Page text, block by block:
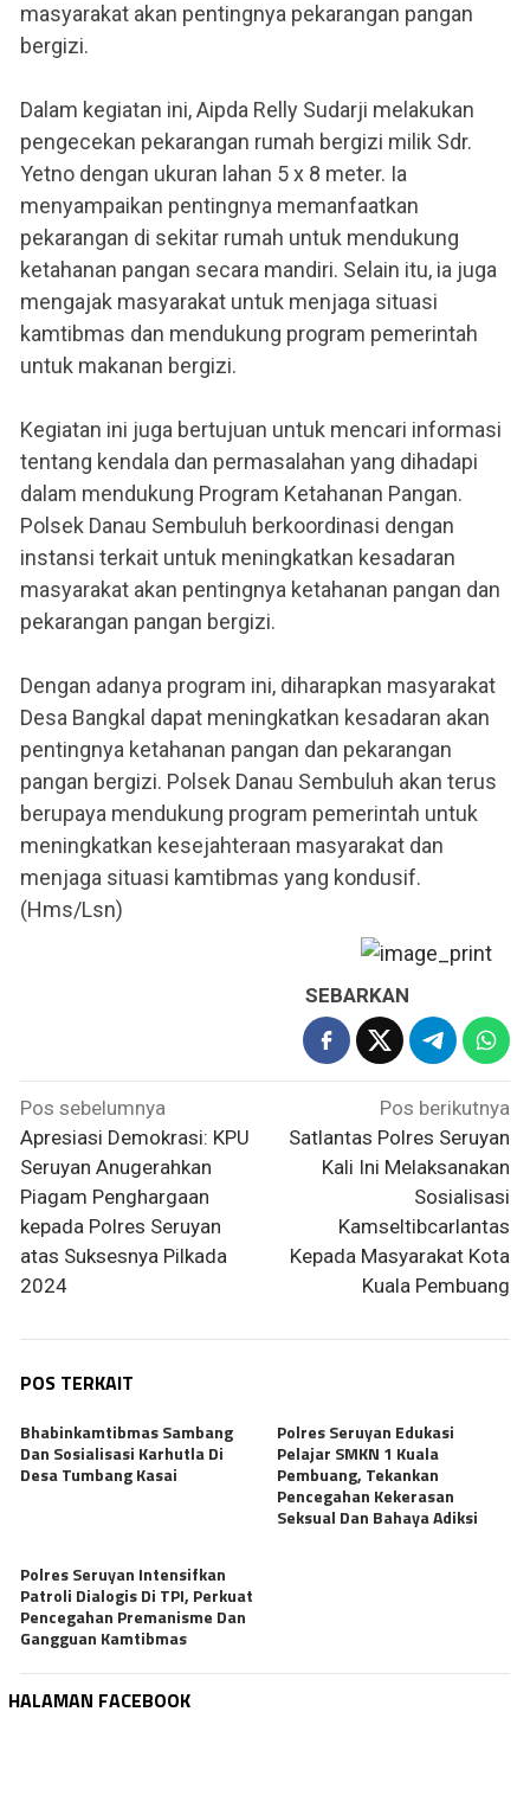
masyarakat akan pentingnya pekarangan pangan
bergizi.
Dalam kegiatan ini, Aipda Relly Sudarji melakukan
pengecekan pekarangan rumah bergizi milik Sdr.
Yetno dengan ukuran lahan 5 x 8 meter. Ia
menyampaikan pentingnya memanfaatkan
pekarangan di sekitar rumah untuk mendukung
ketahanan pangan secara mandiri. Selain itu, ia juga
mengajak masyarakat untuk menjaga situasi
kamtibmas dan mendukung program pemerintah
untuk makanan bergizi.
Kegiatan ini juga bertujuan untuk mencari informasi
tentang kendala dan permasalahan yang dihadapi
dalam mendukung Program Ketahanan Pangan.
Polsek Danau Sembuluh berkoordinasi dengan
instansi terkait untuk meningkatkan kesadaran
masyarakat akan pentingnya ketahanan pangan dan
pekarangan pangan bergizi.
Dengan adanya program ini, diharapkan masyarakat
Desa Bangkal dapat meningkatkan kesadaran akan
pentingnya ketahanan pangan dan pekarangan
pangan bergizi. Polsek Danau Sembuluh akan terus
berupaya mendukung program pemerintah untuk
meningkatkan kesejahteraan masyarakat dan
menjaga situasi kamtibmas yang kondusif.
(Hms/Lsn)
SEBARKAN
Navigasi
pos
Pos sebelumnya
Apresiasi Demokrasi: KPU
Seruyan Anugerahkan
Piagam Penghargaan
kepada Polres Seruyan
atas Suksesnya Pilkada
2024
Pos berikutnya
Satlantas Polres Seruyan
Kali Ini Melaksanakan
Sosialisasi
Kamseltibcarlantas
Kepada Masyarakat Kota
Kuala Pembuang
POS TERKAIT
Bhabinkamtibmas Sambang
Dan Sosialisasi Karhutla Di
Desa Tumbang Kasai
Polres Seruyan Edukasi
Pelajar SMKN 1 Kuala
Pembuang, Tekankan
Pencegahan Kekerasan
Seksual Dan Bahaya Adiksi
Polres Seruyan Intensifkan
Patroli Dialogis Di TPI, Perkuat
Pencegahan Premanisme Dan
Gangguan Kamtibmas
HALAMAN FACEBOOK